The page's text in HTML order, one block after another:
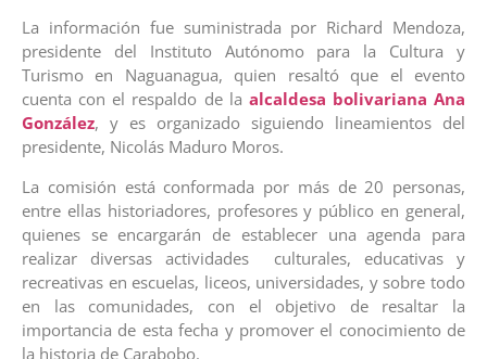
La información fue suministrada por Richard Mendoza,
presidente del Instituto Autónomo para la Cultura y
Turismo en Naguanagua, quien resaltó que el evento
cuenta con el respaldo de la alcaldesa bolivariana Ana
González, y es organizado siguiendo lineamientos del
presidente, Nicolás Maduro Moros.
La comisión está conformada por más de 20 personas,
entre ellas historiadores, profesores y público en general,
quienes se encargarán de establecer una agenda para
realizar diversas actividades culturales, educativas y
recreativas en escuelas, liceos, universidades, y sobre todo
en las comunidades, con el objetivo de resaltar la
importancia de esta fecha y promover el conocimiento de
la historia de Carabobo.